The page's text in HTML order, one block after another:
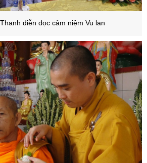
diễn đọc cảm niệm Vu lan